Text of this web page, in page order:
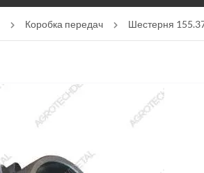
Коробка передач Шестерня